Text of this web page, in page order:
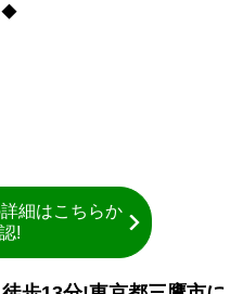
◆
細はこちらか
!